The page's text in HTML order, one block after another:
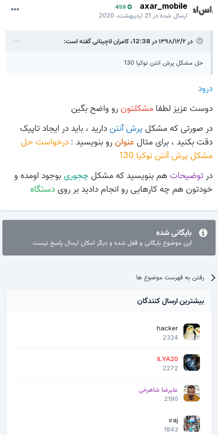
axar_mobile
459
ارسال شده در21 اردیبهشت، 2020
در ۱۳۹۸/۱۲/۲ در 12:38، کامران لاچینانیگفته است:
حل مشکل پرش انتن نوکیا 130
درود
دوست عزیز لطفامشکلتونرو واضح بگین
در صورتی که مشکل پرش آنتندارید ، باید در ایجاد تاپیک
دقت بکنید ، برای مثال عنوانرو بنویسید : درخواست حل
مشکل پرش آنتن نوکیا 130
درتوضیحاتهم بنویسید که مشکل چجوریبوجود اومده و
خودتون هم چه کارهایی رو انجام دادید بر رویدستگاه
بایگانی شده
این موضوع بایگانی و قفل شده و دیگر امکان ارسال پاسخ نیست.
رفتن به فهرست موضوع ها
بیشترین ارسال کنندگان
hacker
2324
ILYA20
2272
علیرضا شاهرخی
2190
iraj
1843